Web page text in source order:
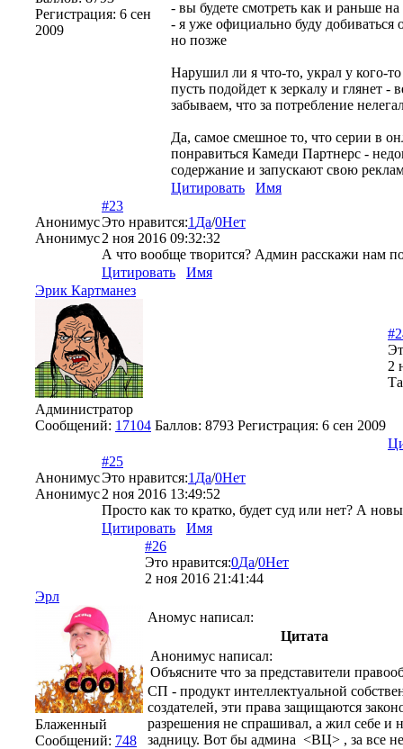
Регистрация: 6 сен
2009
- вы будете смотреть как и раньше
- я уже официально буду добиваться
но позже
Нарушил ли я что-то, украл у кого-
пусть подойдет к зеркалу и глянет -
забываем, что за потребление
Да, самое смешное то, что серии в
понравиться Камеди Партнерс -
содержание и запускают свою
Цитировать
Имя
Анонимус
Анонимус
#23
Это нравится:1 Да/0Нет
2 ноя 2016 09:32:32
А что вообще творится? Админ расскажи нам
Цитировать
Имя
Эрик Картманез
Администратор
Сообщений: 17104 Баллов: 8793 Регистрация: 6 сен 2009
2
Анонимус
Анонимус
#25
Это нравится:1 Да/0Нет
2 ноя 2016 13:49:52
Просто как то кратко, будет суд или нет? А
Цитировать
Имя
Эрл
Блаженный
Сообщений: 748
#26
Это нравится:0Да/0Нет
2 ноя 2016 21:41:44
Аномус написал:
Цитата
Анонимус написал:
Объясните что за представители
СП - продукт интеллектуальной
создателей, эти права защищаются
разрешения не спрашивал, а жил себе и
задницу. Вот бы админа <ВЦ> , за все